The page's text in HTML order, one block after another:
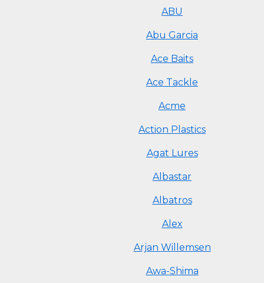
ABU
Abu Garcia
Ace Baits
Ace Tackle
Acme
Action Plastics
Agat Lures
Albastar
Albatros
Alex
Arjan Willemsen
Awa-Shima